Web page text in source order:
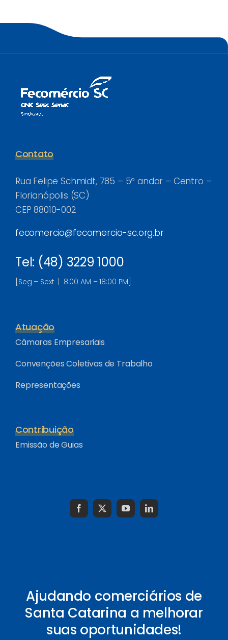
Contato
Rua Felipe Schmidt, 785 – 5º andar – Centro –
Florianópolis (SC)
CEP 88010-002
fecomercio@fecomercio-sc.org.br
Tel: (48) 3229 1000
[Seg – Sext | 8:00 AM – 18:00 PM]
Atuação
Câmaras Empresariais
Convenções Coletivas de Trabalho
Representações
Contribuição
Emissão de Guias
Ajudando comerciários de
Santa Catarina a melhorar
suas oportunidades!